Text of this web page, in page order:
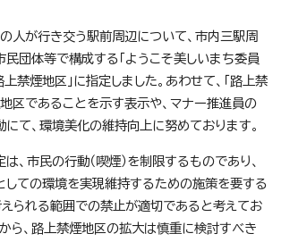
人が行き交う駅前周辺について、市内三駅周
団体等で構成する「ようこそ美しいまち委員
上禁煙地区」に指定しました。あわせて、「路上禁
区であることを示す表示や、マナー推進員の
て、環境美化の維持向上に努めております。
、市民の行動（喫煙）を制限するものであり、
しての環境を実現維持するための施策を要する
えられる範囲での禁止が適切であると考えてお
ら、路上禁煙地区の拡大は慎重に検討すべき